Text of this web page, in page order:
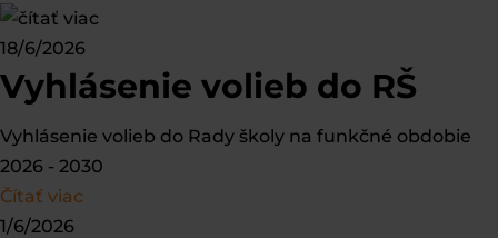
18/6/2026
Vyhlásenie volieb do RŠ
Vyhlásenie volieb do Rady školy na funkčné obdobie
2026 - 2030
Čítať viac
1/6/2026